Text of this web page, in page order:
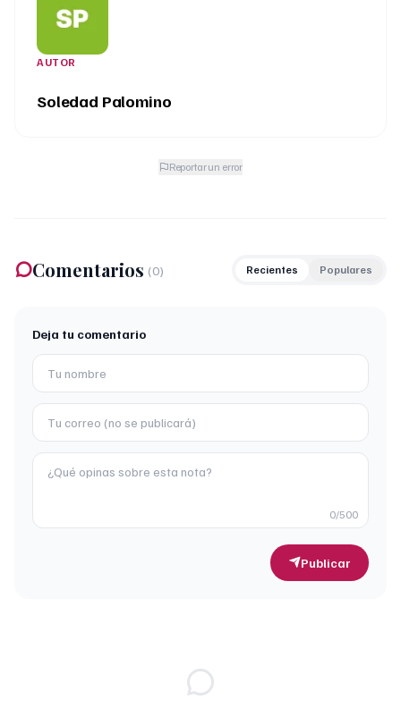
AUTOR
Soledad Palomino
Reportar un error
Comentarios (0) Recientes Populares
Deja tu comentario
0/500
Publicar